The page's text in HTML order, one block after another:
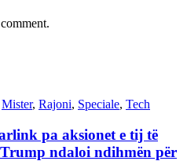
Mister, Rajoni, Speciale, Tech
pa aksionet e tij të
ndaloi ndihmën për